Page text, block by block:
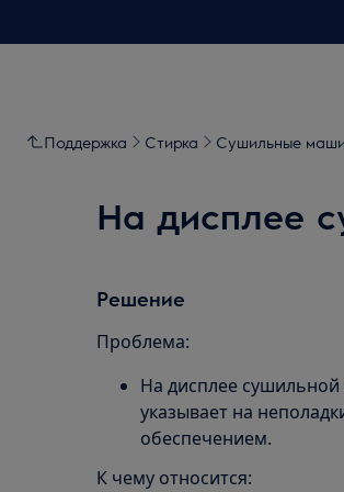
Поддержка Стирка Сушильные
На дисплее
Решение
Проблема:
На дисплее
указывает на
обеспечением.
К чему относится: